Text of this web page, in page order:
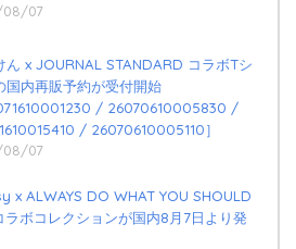
08/07
ん x JOURNAL STANDARD コラボTシ
国内再販予約が受付開始
/ 26070610005830 /
/ 26070610005110］
08/07
x ALWAYS DO WHAT YOU SHOULD
ラボコレクションが国内8月7日より発